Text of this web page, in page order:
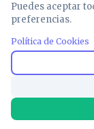
Puedes aceptar
preferencias.
Política de Cookies